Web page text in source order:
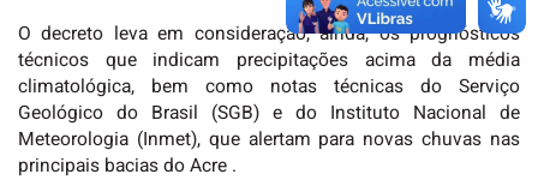
O decreto leva em consideração, ainda, os prognósticos
técnicos que indicam precipitações acima da média
climatológica, bem como notas técnicas do Serviço
Geológico do Brasil (SGB) e do Instituto Nacional de
Meteorologia (Inmet), que alertam para novas chuvas nas
principais bacias do Acre .